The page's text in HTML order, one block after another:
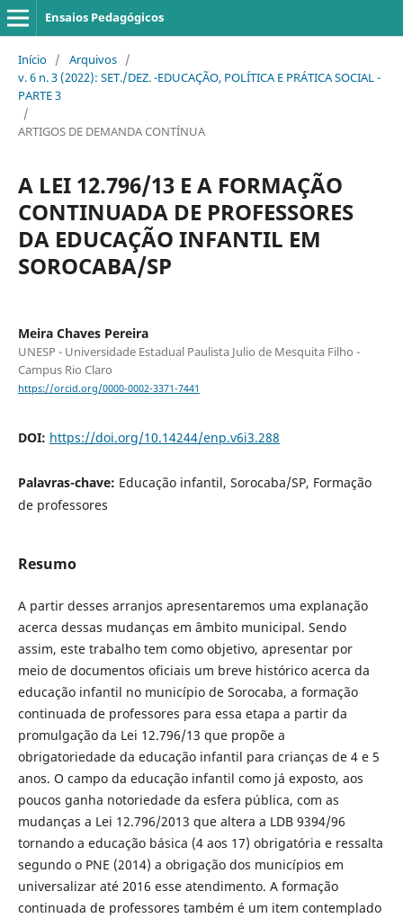
Ensaios Pedagógicos
Início / Arquivos /
v. 6 n. 3 (2022): SET./DEZ. -EDUCAÇÃO, POLÍTICA E PRÁTICA SOCIAL -
PARTE 3
/
ARTIGOS DE DEMANDA CONTÍNUA
A LEI 12.796/13 E A FORMAÇÃO
CONTINUADA DE PROFESSORES
DA EDUCAÇÃO INFANTIL EM
SOROCABA/SP
Meira Chaves Pereira
UNESP - Universidade Estadual Paulista Julio de Mesquita Filho -
Campus Rio Claro
https://orcid.org/0000-0002-3371-7441
DOI: https://doi.org/10.14244/enp.v6i3.288
Palavras-chave: Educação infantil, Sorocaba/SP, Formação
de professores
Resumo
A partir desses arranjos apresentaremos uma explanação
acerca dessas mudanças em âmbito municipal. Sendo
assim, este trabalho tem como objetivo, apresentar por
meio de documentos oficiais um breve histórico acerca da
educação infantil no município de Sorocaba, a formação
continuada de professores para essa etapa a partir da
promulgação da Lei 12.796/13 que propõe a
obrigatoriedade da educação infantil para crianças de 4 e 5
anos. O campo da educação infantil como já exposto, aos
poucos ganha notoriedade da esfera pública, com as
mudanças a Lei 12.796/2013 que altera a LDB 9394/96
tornando a educação básica (4 aos 17) obrigatória e ressalta
segundo o PNE (2014) a obrigação dos municípios em
universalizar até 2016 esse atendimento. A formação
continuada de professores também é um item contemplado